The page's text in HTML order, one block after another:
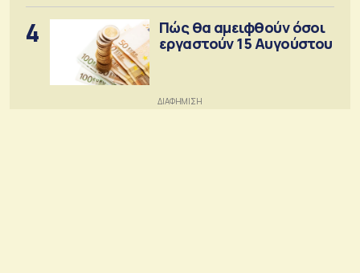
4
Πώς θα αμειφθούν όσοι
εργαστούν 15 Αυγούστου